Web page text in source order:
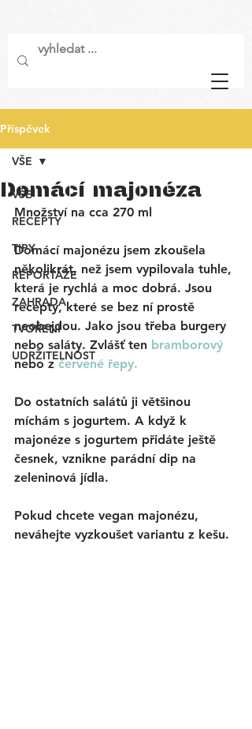
Příspěvek
VŠE
RECEPTY
TIPY
REPORTÁŽE
ZAHRADA
TVOŘENÍ
UDRŽITELNOST
VŠE
Domácí majonéza
Množství na cca 270 ml
Domácí majonézu jsem zkoušela
několikrát, než jsem vypilovala tuhle,
která je rychlá a moc dobrá. Jsou
recepty, které se bez ní prostě
neobejdou. Jako jsou třeba burgery
nebo saláty. Zvlášť ten bramborový
nebo z červené řepy.
Do ostatních salátů ji většinou
míchám s jogurtem. A když k
majonéze s jogurtem přidáte ještě
česnek, vznikne parádní dip na
zeleninová jídla.
Pokud chcete vegan majonézu,
neváhejte vyzkoušet variantu z kešu.